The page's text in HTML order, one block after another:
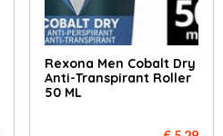
Rexona Men Cobalt Dry
Anti-Transpirant Roller
50 ML